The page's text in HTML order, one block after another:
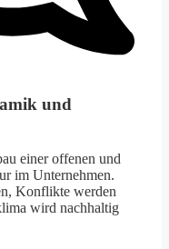
und
einer offenen und
im Unternehmen.
Konflikte werden
wird nachhaltig